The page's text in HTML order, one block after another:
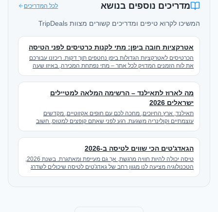
מדריכים נוספים בנושא לכל המדריכים
המשיכו לקרוא טיפים ומדריכים קשורים מצוות TripDeals
אטרקציות חובה ביפן: מתי לקנות כרטיסים לפני הטיסה
הכרטיסים לאטרקציות הגדולות ביפן נחטפים תוך דקות. ריכזנו עבורכם
את לוח הזמנים המדויק לכל אתר – מתי נפתחת המכירה, באיזו שעה
מה לארוז לתאילנד – הרשימה המלאה למטיילים
ישראלים 2026
תאילנד, ארץ החיוכים, מחכה לכם עם חופים אקזוטיים, מקדשים
עוצמתיים וקולינריה משגעת. רגע לפני שאתם קופצים למטוס, חשוב
דאגות. הכנו לכם מדריך מפורט שיעזור לכם לארוז בצורה חכמה ויעילה.
הגאדג'טים הכי שווים לטיסה ב-2026
טיסה יכולה להיות חוויה מרגשת, אך גם מעייפת ומאתגרת. בשנת 2026,
הטכנולוגיה מציעה לנו מגוון רחב של גאדג'טים לטיסה שיכולים לשדרג